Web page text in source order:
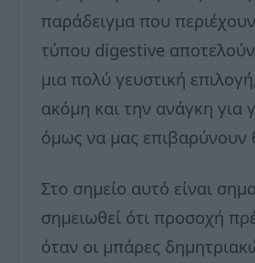
παράδειγμα που
τύπου digestive
μια πολύ γευστική
ακόμη και την ανάγκη για
όμως να μας επιβαρύνουν
Στο σημείο αυτό είναι
σημειωθεί ότι προσοχή
όταν οι μπάρες